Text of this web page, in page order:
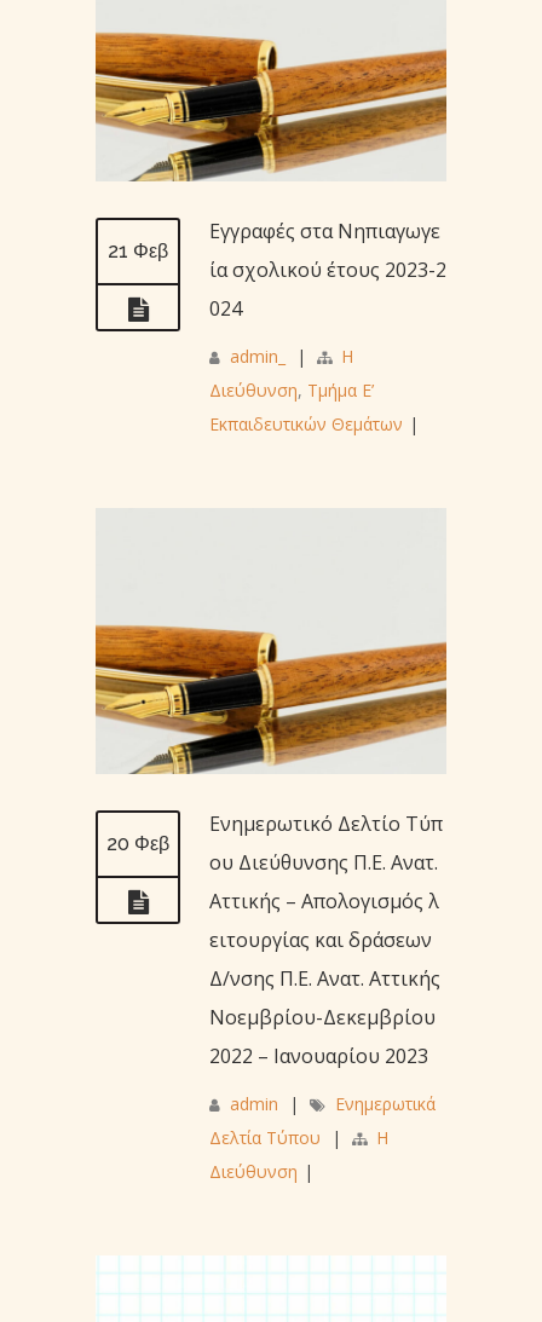
21 Φεβ
Εγγραφές στα Νηπιαγωγε
ία σχολικού έτους 2023-2
024
admin_ |
Η
Διεύθυνση, Τμήμα Ε’
Εκπαιδευτικών Θεμάτων |
20 Φεβ
Ενημερωτικό Δελτίο Τύπ
ου Διεύθυνσης Π.Ε. Ανατ.
Αττικής – Απολογισμός λ
ειτουργίας και δράσεων
Δ/νσης Π.Ε. Ανατ. Αττικής
Νοεμβρίου-Δεκεμβρίου
2022 – Ιανουαρίου 2023
admin |
Ενημερωτικά
Δελτία Τύπου
|
Η
Διεύθυνση |